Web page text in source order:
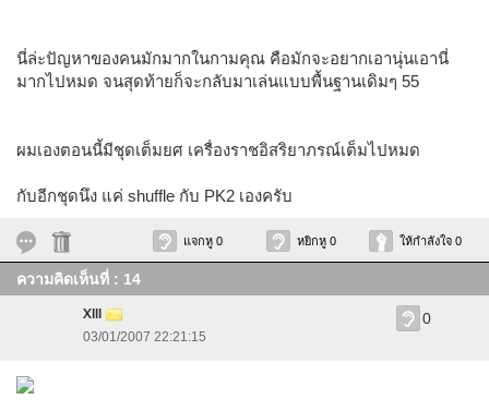
นี่ล่ะปัญหาของคนมักมากในกามคุณ คือมักจะอยากเอานุ่นเอานี่
มากไปหมด จนสุดท้ายก็จะกลับมาเล่นแบบพื้นฐานเดิมๆ 55
ผมเองตอนนี้มีชุดเต็มยศ เครื่องราชอิสริยาภรณ์เต็มไปหมด
กับอีกชุดนึง แค่ shuffle กับ PK2 เองครับ
แจกหู 0 หยิกหู 0 ให้กำลังใจ 0
ความคิดเห็นที่ : 14
XIII
03/01/2007 22:21:15
0